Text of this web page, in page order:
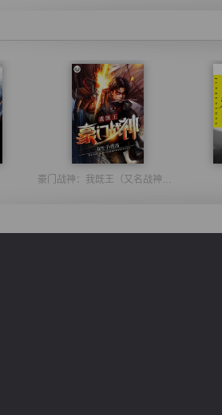
豪门战神：我既王（又名战神归来不败神婿修罗战神）